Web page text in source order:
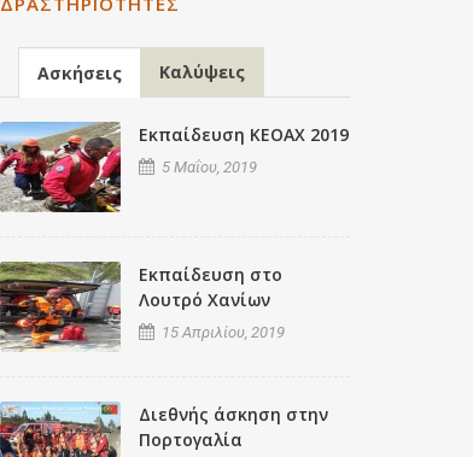
Ασκήσεις Καλύψεις
Εκπαίδευση ΚΕΟΑΧ 2019
5 Μαΐου, 2019
Εκπαίδευση στο
Λουτρό Χανίων
15 Απριλίου, 2019
Διεθνής άσκηση στην
Πορτογαλία